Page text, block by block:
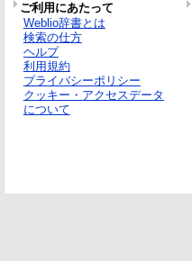
ご利用にあたって
Weblio辞書とは
検索の仕方
ヘルプ
利用規約
プライバシーポリシー
クッキー・アクセスデータ
について